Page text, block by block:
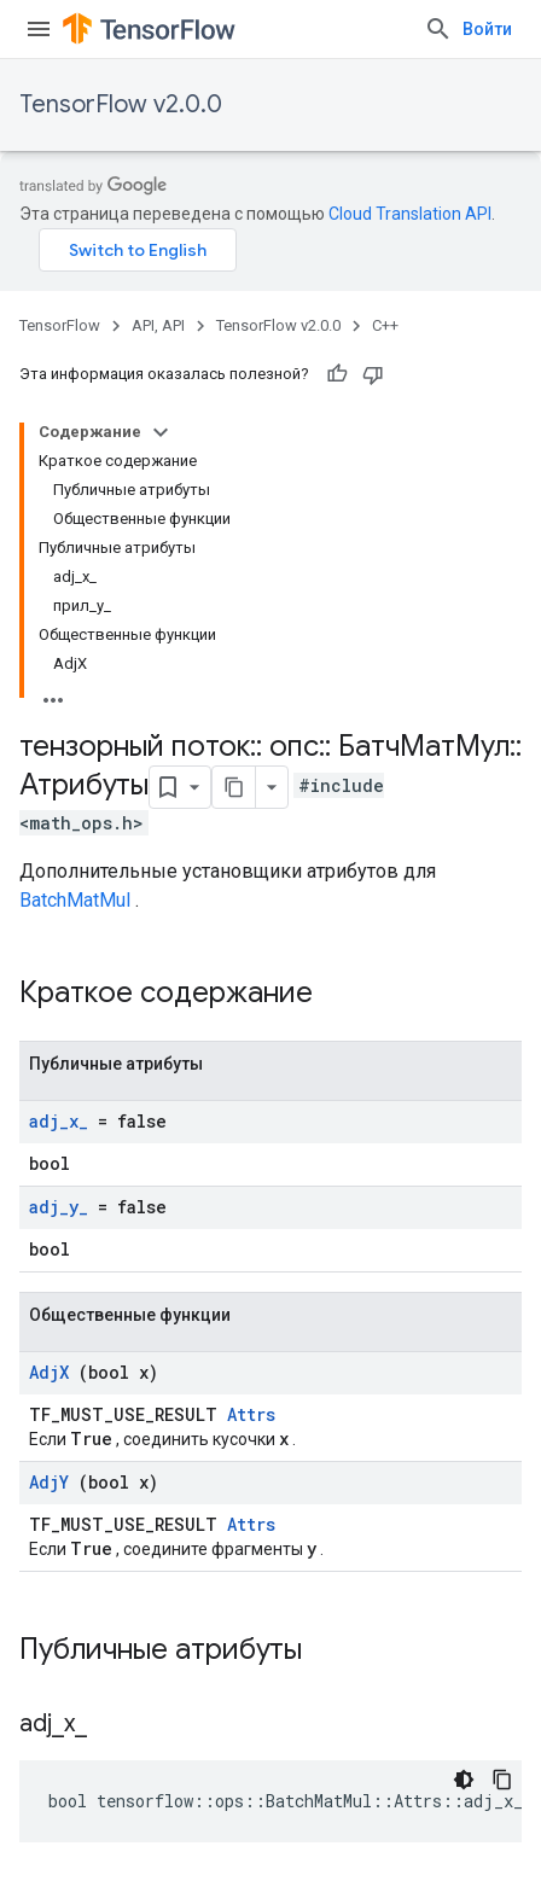
Войти
TensorFlow v2.0.0
Эта страница переведена с помощью Cloud Translation API
TensorFlow API, API TensorFlow v2.0.0 C++
Эта информация оказалась полезной?
Содержание
Краткое содержание
Публичные атрибуты
Общественные функции
Публичные атрибуты
adj_x_
прил_y_
Общественные функции
AdjX
тензорный поток:: опс:: БатчМатМул::
Атрибуты
#include
<math_ops.h>
Дополнительные установщики атрибутов для
BatchMatMul .
Краткое содержание
Публичные атрибуты
adj_x_ = false
bool
adj_y_ = false
bool
Общественные функции
AdjX (bool x)
TF_MUST_USE_RESULT Attrs
Если True , соединить кусочки x
AdjY (bool x)
TF_MUST_USE_RESULT Attrs
Если True , соедините фрагменты y
Публичные атрибуты
adj x
bool tensorflow::ops::BatchMatMul::Attrs::adj_x_